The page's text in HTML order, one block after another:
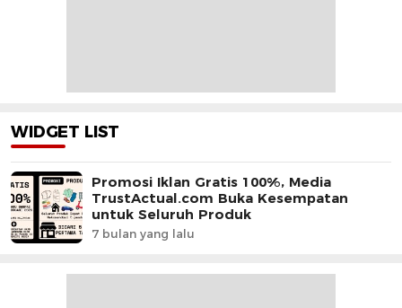
WIDGET LIST
Promosi Iklan Gratis 100%, Media
TrustActual.com Buka Kesempatan
untuk Seluruh Produk
7 bulan yang lalu